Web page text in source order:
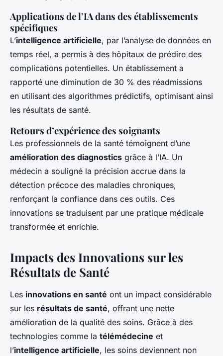
Applications de l’IA dans des établissements
spécifiques
L’intelligence artificielle, par l’analyse de données en
temps réel, a permis à des hôpitaux de prédire des
complications potentielles. Un établissement a
rapporté une diminution de 30 % des réadmissions
en utilisant des algorithmes prédictifs, optimisant ainsi
les résultats de santé.
Retours d’expérience des soignants
Les professionnels de la santé témoignent d’une
amélioration des diagnostics grâce à l’IA. Un
médecin a souligné la précision accrue dans la
détection précoce des maladies chroniques,
renforçant la confiance dans ces outils. Ces
innovations se traduisent par une pratique médicale
transformée et enrichie.
Impacts des Innovations sur les
Résultats de Santé
Les innovations en santé ont un impact considérable
sur les résultats de santé, offrant une nette
amélioration de la qualité des soins. Grâce à des
technologies comme la télémédecine et
l’intelligence artificielle, les soins deviennent non